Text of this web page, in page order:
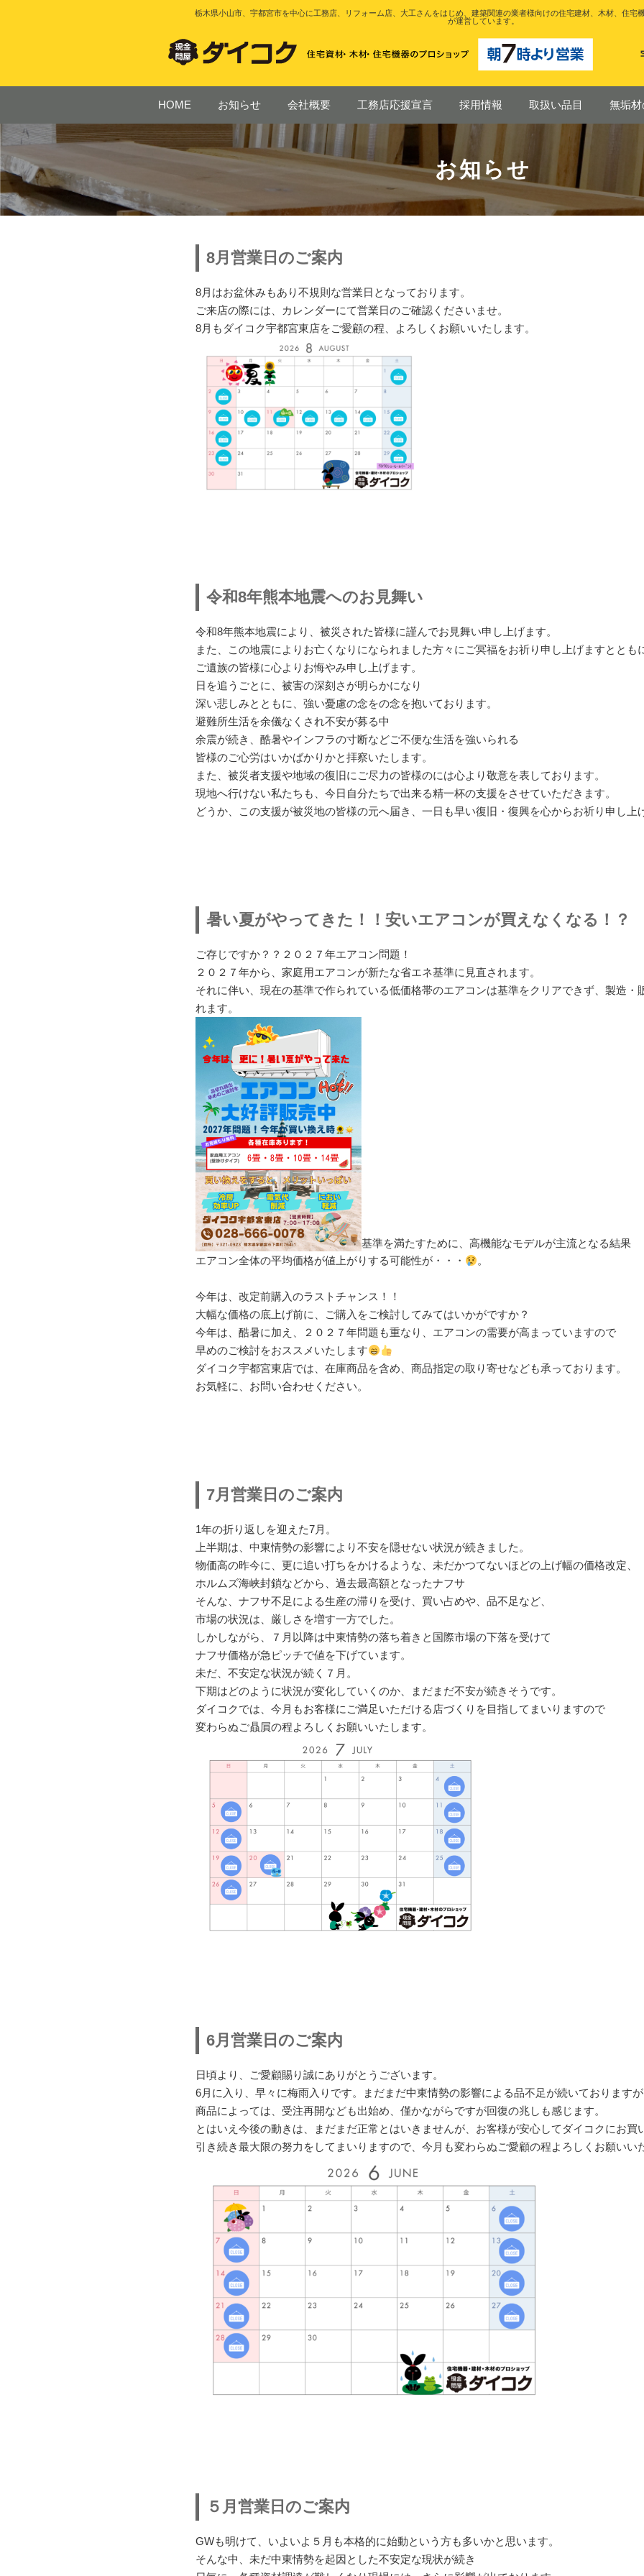
栃木県小山市、宇都宮市を中心に工務店、リフォーム店、大工さんをはじめ、建築関連の業者様向けの住宅建材、木材、住宅
が運営しています。
HOME お知らせ 会社概要 工務店応援宣言 採用情報 取扱い品目 無垢材
お知らせ
8月営業日のご案内
8月はお盆休みもあり不規則な営業日となっております。
ご来店の際には、カレンダーにて営業日のご確認くださいませ。
8月もダイコク宇都宮東店をご愛顧の程、よろしくお願いいたします。
令和8年熊本地震へのお見舞い
令和8年熊本地震により、被災された皆様に謹んでお見舞い申し上げます。
また、この地震によりお亡くなりになられました方々にご冥福をお祈り申し上げますととも
ご遺族の皆様に心よりお悔やみ申し上げます。
日を追うごとに、被害の深刻さが明らかになり
深い悲しみとともに、強い憂慮の念をの念を抱いております。
避難所生活を余儀なくされ不安が募る中
余震が続き、酷暑やインフラの寸断などご不便な生活を強いられる
皆様のご心労はいかばかりかと拝察いたします。
また、被災者支援や地域の復旧にご尽力の皆様のには心より敬意を表しております。
現地へ行けない私たちも、今日自分たちで出来る精一杯の支援をさせていただきます。
どうか、この支援が被災地の皆様の元へ届き、一日も早い復旧・復興を心からお祈り申し上
暑い夏がやってきた！！安いエアコンが買えなくなる！？
ご存じですか？？２０２７年エアコン問題！
２０２７年から、家庭用エアコンが新たな省エネ基準に見直されます。
それに伴い、現在の基準で作られている低価格帯のエアコンは基準をクリアできず、製造・
れます。
基準を満たすために、高機能なモデルが主流となる結果
エアコン全体の平均価格が値上がりする可能性が・・・
。
今年は、改定前購入のラストチャンス！！
大幅な価格の底上げ前に、ご購入をご検討してみてはいかがですか？
今年は、酷暑に加え、２０２７年問題も重なり、エアコンの需要が高まっていますので
早めのご検討をおススメいたします
ダイコク宇都宮東店では、在庫商品を含め、商品指定の取り寄せなども承っております。
お気軽に、お問い合わせください。
7月営業日のご案内
1年の折り返しを迎えた7月。
上半期は、中東情勢の影響により不安を隠せない状況が続きました。
物価高の昨今に、更に追い打ちをかけるような、未だかつてないほどの上げ幅の価格改定、
ホルムズ海峡封鎖などから、過去最高額となったナフサ
そんな、ナフサ不足による生産の滞りを受け、買い占めや、品不足など、
市場の状況は、厳しさを増す一方でした。
しかしながら、７月以降は中東情勢の落ち着きと国際市場の下落を受けて
ナフサ価格が急ピッチで値を下げています。
未だ、不安定な状況が続く７月。
下期はどのように状況が変化していくのか、まだまだ不安が続きそうです。
ダイコクでは、今月もお客様にご満足いただける店づくりを目指してまいりますので
変わらぬご贔屓の程よろしくお願いいたします。
6月営業日のご案内
日頃より、ご愛顧賜り誠にありがとうございます。
6月に入り、早々に梅雨入りです。まだまだ中東情勢の影響による品不足が続いておりますが
商品によっては、受注再開なども出始め、僅かながらですが回復の兆しも感じます。
とはいえ今後の動きは、まだまだ正常とはいきませんが、お客様が安心してダイコクにお買
引き続き最大限の努力をしてまいりますので、今月も変わらぬご愛顧の程よろしくお願いい
５月営業日のご案内
GWも明けて、いよいよ５月も本格的に始動という方も多いかと思います。
そんな中、未だ中東情勢を起因とした不安定な現状が続き